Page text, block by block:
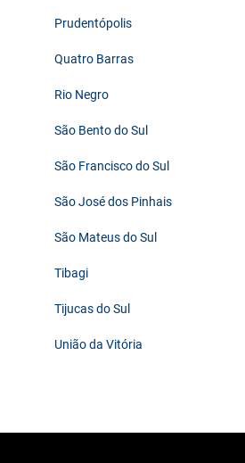
Prudentópolis
Quatro Barras
Rio Negro
São Bento do Sul
São Francisco do Sul
São José dos Pinhais
São Mateus do Sul
Tibagi
Tijucas do Sul
União da Vitória